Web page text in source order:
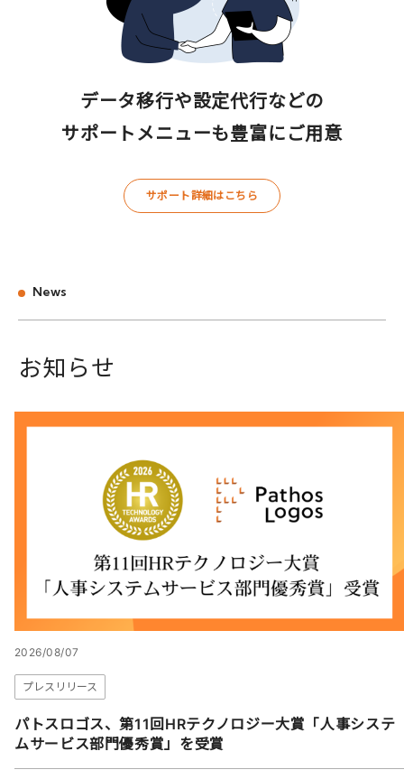
データ移行や設定代行などの
サポートメニューも豊富にご用意
サポート詳細はこちら
News
お知 らせ
2026/08/07
プレスリリース
パトスロゴス、第11回HRテクノロジー大賞「人事システ
ムサービス部門優秀賞」を受賞